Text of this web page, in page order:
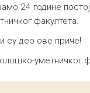
24 године
факултета.
су део ове приче!
уметничког